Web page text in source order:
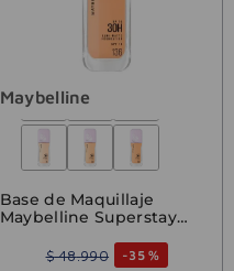
Maybelline
Base de Maquillaje
Maybelline Superstay
$ 48.990 -35 %